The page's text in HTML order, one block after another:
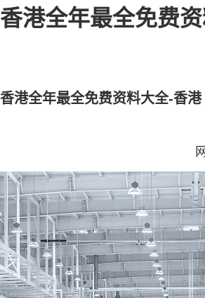
香港全年最全免费
香港全年最全免费资料大全-香